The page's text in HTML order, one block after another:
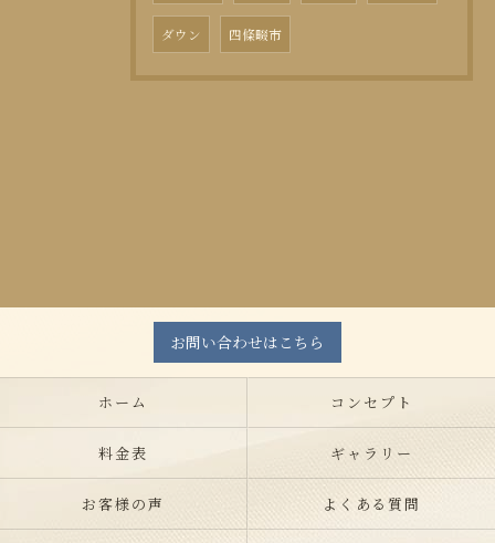
ダウン 四條畷市
お問い合わせはこちら
ホーム コンセプト
料金表 ギャラリー
お客様の声 よくある質問